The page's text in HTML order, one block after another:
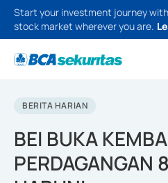
Start your investment journey
stock market wherever you are.
BERITA HARIAN
BEI BUKA
PERDAGANGAN